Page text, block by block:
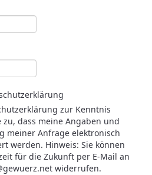
zur Kenntnis
dass meine Angaben und
meiner Anfrage elektronisch
werden. Hinweis: Sie können
für die Zukunft per E-Mail an
widerrufen.